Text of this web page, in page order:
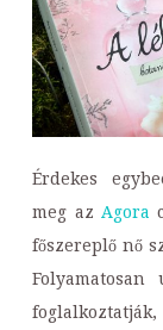
Érdekes
meg az Agora
főszereplő nő